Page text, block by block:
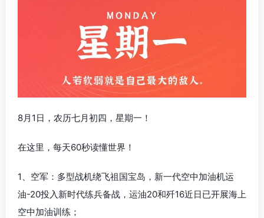
8月1日，农历七月初四，星期一！
在这里，每天60秒读懂世界！
1、空军：多型战机绕飞祖国宝岛，新一代空中加油机运
油-20投入新时代练兵备战，运油20和歼16近日已开展海上
空中加油训练；